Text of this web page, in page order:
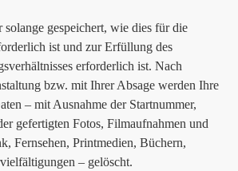
gespeichert, wie dies für die
ist und zur Erfüllung des
erforderlich ist. Nach
bzw. mit Ihrer Absage werden Ihre
– mit Ausnahme der Startnummer,
gefertigten Fotos, Filmaufnahmen und
Fernsehen, Printmedien, Büchern,
– gelöscht.